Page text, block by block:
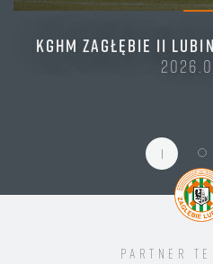
KGHM ZAGŁĘBIE II
1
Partner